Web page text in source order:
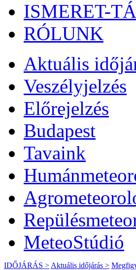
ISMERET-
RÓLUNK
Aktuális
Veszélyjelzés
Előrejelzés
Budapest
Tavaink
MeteoStúdió
IDŐJÁRÁS > Aktuális időjárás >